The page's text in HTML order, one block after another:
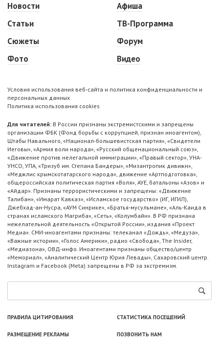
Новости
Статьи
Сюжеты
Фото
Афиша
ТВ-Программа
Форум
Видео
Условия использования веб-сайта и политика конфиденциальности и
персональных данных
Политика использования cookies
Для читателей: В России признаны экстремистскими и запрещены
организации ФБК (Фонд борьбы с коррупцией, признан иноагентом),
Штабы Навального, «Национал-большевистская партия», «Свидетели
Иеговы», «Армия воли народа», «Русский общенациональный союз»,
«Движение против нелегальной иммиграции», «Правый сектор», УНА-
УНСО, УПА, «Тризуб им. Степана Бандеры», «Мизантропик дивижн»,
«Меджлис крымскотатарского народа», движение «Артподготовка»,
общероссийская политическая партия «Воля», АУЕ, батальоны «Азов» и
«Айдар». Признаны террористическими и запрещены: «Движение
Талибан», «Имарат Кавказ», «Исламское государство» (ИГ, ИГИЛ),
Джебхад-ан-Нусра, «АУМ Синрике», «Братья-мусульмане», «Аль-Каида в
странах исламского Магриба», «Сеть», «Колумбайн». В РФ признана
нежелательной деятельность «Открытой России», издания «Проект
Медиа». СМИ-иноагентами признаны: телеканал «Дождь», «Медуза»,
«Важные истории», «Голос Америки», радио «Свобода», The Insider,
«Медиазона», ОВД-инфо. Иноагентами признаны общество/центр
«Мемориал», «Аналитический Центр Юрия Левады», Сахаровский центр.
Instagram и Facebook (Metа) запрещены в РФ за экстремизм.
ПРАВИЛА ЦИТИРОВАНИЯ СТАТИСТИКА ПОСЕЩЕНИЙ
РАЗМЕЩЕНИЕ РЕКЛАМЫ ПОЗВОНИТЬ НАМ